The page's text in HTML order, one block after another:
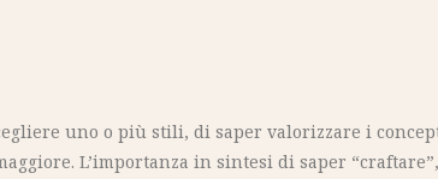
uno o più stili, di saper valorizzare i
L’importanza in sintesi di saper